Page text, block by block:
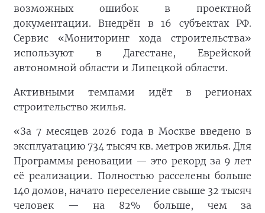
возможных ошибок в проектной
документации. Внедрён в 16 субъектах РФ.
Сервис «Мониторинг хода строительства»
используют в Дагестане, Еврейской
автономной области и Липецкой области.
Активными темпами идёт в регионах
строительство жилья.
«За 7 месяцев 2026 года в Москве введено в
эксплуатацию 734 тысяч кв. метров жилья. Для
Программы реновации — это рекорд за 9 лет
её реализации. Полностью расселены больше
140 домов, начато переселение свыше 32 тысяч
человек — на 82% больше, чем за